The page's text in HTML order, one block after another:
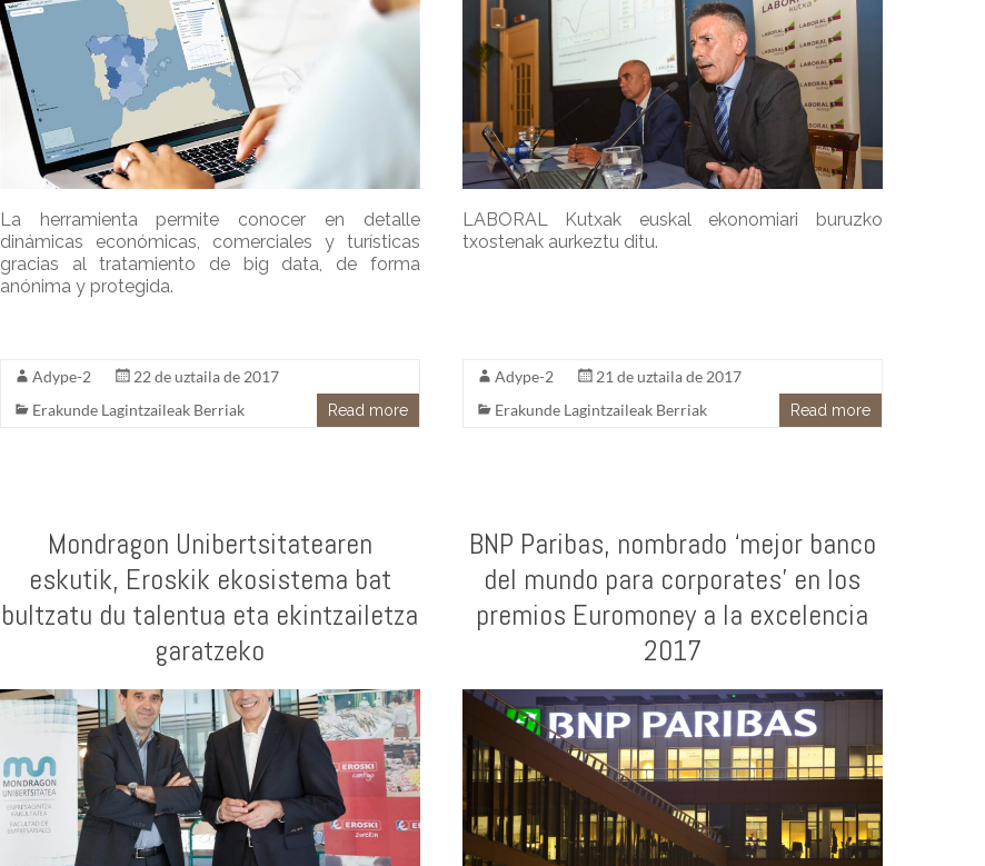
La herramienta permite conocer en detalle
dinámicas económicas, comerciales y turísticas
gracias al tratamiento de big data, de forma
anónima y protegida.
Adype-2
22 de uztaila de 2017
Erakunde Lagintzaileak Berriak
Read more
LABORAL Kutxak euskal ekonomiari buruzko
txostenak aurkeztu ditu.
Adype-2
21 de uztaila de 2017
Erakunde Lagintzaileak Berriak
Read more
Mondragon Unibertsitatearen
eskutik, Eroskik ekosistema bat
bultzatu du talentua eta ekintzailetza
garatzeko
BNP Paribas, nombrado ‘mejor banco
del mundo para corporates’ en los
premios Euromoney a la excelencia
2017